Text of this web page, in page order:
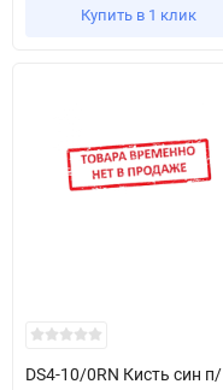
Купить в 1 клик
DS4-10/0RN Кисть син п/